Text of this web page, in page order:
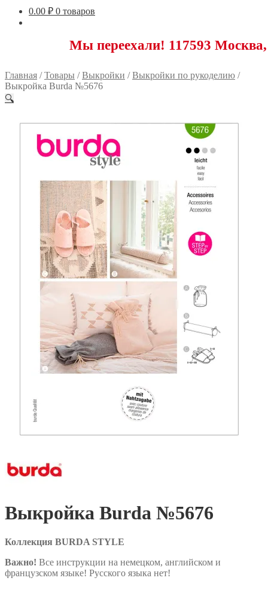
0.00 ₽ 0 товаров
Мы переехали! 117593 Москва,
Главная /Товары /Выкройки /Выкройки по рукоделию /
Выкройка Burda №5676
🔍
Выкройка Burda №5676
Коллекция BURDA STYLE
Важно! Все инструкции на немецком, английском и
французском языке! Русского языка нет!